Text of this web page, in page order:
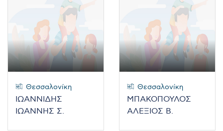
Θεσσαλονίκη
ΙΩΑΝΝΙΔΗΣ
ΙΩΑΝΝΗΣ Σ.
Θεσσαλονίκη
ΜΠΑΚΟΠΟΥΛΟΣ
ΑΛΕΞΙΟΣ Β.